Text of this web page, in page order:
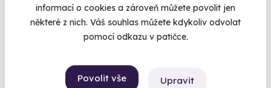
informací o cookies a zároveň můžete povolit jen
některé z nich. Váš souhlas můžete kdykoliv odvolat
pomocí odkazu v patičce.
Povolit vše Upravit
Zážitková střelba pro nadšence - 18 zbraní